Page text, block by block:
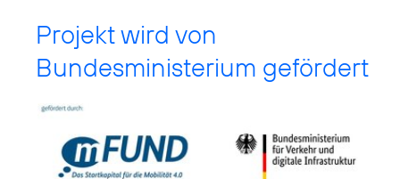
Projekt wird von
Bundesministerium gefördert